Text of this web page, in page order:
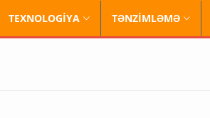
TEXNOLOGİYA TƏNZİMLƏMƏ